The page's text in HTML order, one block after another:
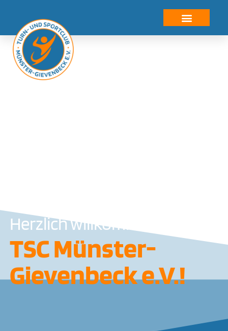
Herzlich willkommen beim
TSC Münster-
Gievenbeck e.V.!